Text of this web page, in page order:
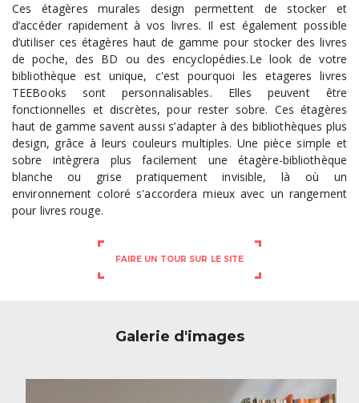
Ces étagères murales design permettent de stocker et
d’accéder rapidement à vos livres. Il est également possible
d’utiliser ces étagères haut de gamme pour stocker des livres
de poche, des BD ou des encyclopédies.Le look de votre
bibliothèque est unique, c'est pourquoi lesetageres livres
TEEBooks sont personnalisables. Elles peuvent être
fonctionnelles et discrètes, pour rester sobre. Ces étagères
haut de gamme savent aussi s’adapter à des bibliothèques plus
design, grâce à leurs couleurs multiples. Une pièce simple et
sobre intègrera plus facilement une étagère-bibliothèque
blanche ou grise pratiquement invisible, là où un
environnement coloré s'accordera mieux avec un rangement
pour livres rouge.
FAIRE UN TOUR SUR LE SITE
Galerie d'images